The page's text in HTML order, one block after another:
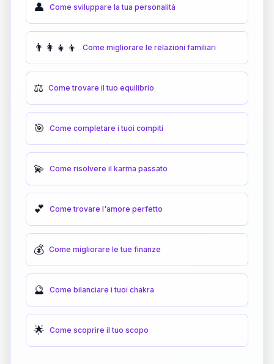
👤 Come sviluppare la tua personalità
👨‍👩‍👧‍👦 Come migliorare le relazioni familiari
⚖️ Come trovare il tuo equilibrio
🎯 Come completare i tuoi compiti
💫 Come risolvere il karma passato
💕 Come trovare l'amore perfetto
💰 Come migliorare le tue finanze
🔮 Come bilanciare i tuoi chakra
🌟 Come scoprire il tuo scopo